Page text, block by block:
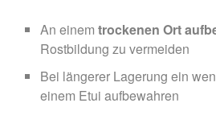
An einem trockenen Ort
Rostbildung zu vermeiden
Bei längerer Lagerung ein
einem Etui aufbewahren